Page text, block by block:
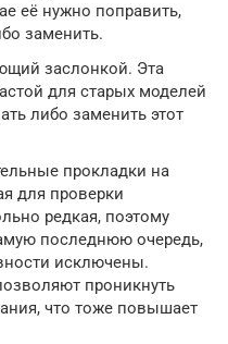
её нужно поправить,
заменить.
заслонкой. Эта
для старых моделей
либо заменить этот
прокладки на
для проверки
редкая, поэтому
последнюю очередь,
исключены.
проникнуть
что тоже повышает